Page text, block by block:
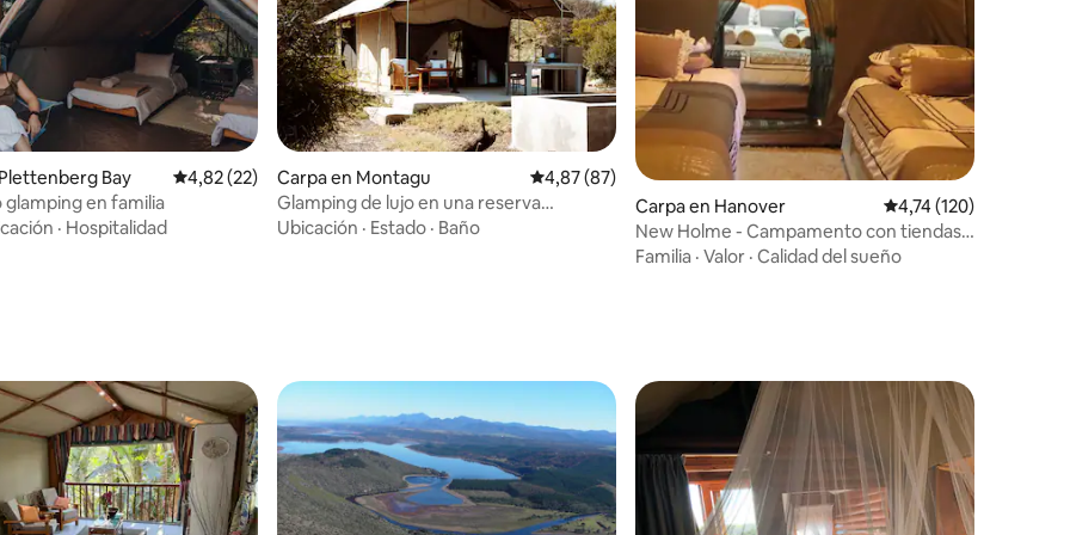
de 5. 17 evaluaciones
Bay Calificación promedio: 4,82 de 5. 22 evaluaciones
4,82 (22)
en familia
· Hospitalidad
Carpa en Montagu Calificación promedio: 4,87 de 5. 87 evaluaciones
4,87 (87)
Glamping de lujo en una reserva
ecológica
Ubicación · Estado · Baño
Carpa en Hanover Calificación promedio:
4,74 (120)
New Holme - Campamento con tiendas
de campaña
Familia · Valor · Calidad del sueño